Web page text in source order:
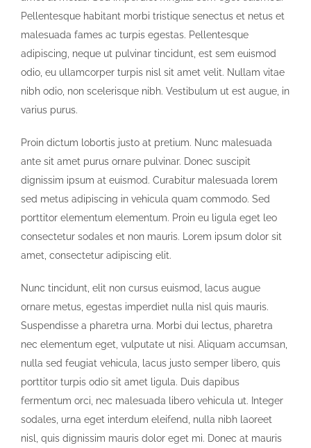
Pellentesque habitant morbi tristique senectus et netus et
malesuada fames ac turpis egestas. Pellentesque
adipiscing, neque ut pulvinar tincidunt, est sem euismod
odio, eu ullamcorper turpis nisl sit amet velit. Nullam vitae
nibh odio, non scelerisque nibh. Vestibulum ut est augue, in
varius purus.
Proin dictum lobortis justo at pretium. Nunc malesuada
ante sit amet purus ornare pulvinar. Donec suscipit
dignissim ipsum at euismod. Curabitur malesuada lorem
sed metus adipiscing in vehicula quam commodo. Sed
porttitor elementum elementum. Proin eu ligula eget leo
consectetur sodales et non mauris. Lorem ipsum dolor sit
amet, consectetur adipiscing elit.
Nunc tincidunt, elit non cursus euismod, lacus augue
ornare metus, egestas imperdiet nulla nisl quis mauris.
Suspendisse a pharetra urna. Morbi dui lectus, pharetra
nec elementum eget, vulputate ut nisi. Aliquam accumsan,
nulla sed feugiat vehicula, lacus justo semper libero, quis
porttitor turpis odio sit amet ligula. Duis dapibus
fermentum orci, nec malesuada libero vehicula ut. Integer
sodales, urna eget interdum eleifend, nulla nibh laoreet
nisl, quis dignissim mauris dolor eget mi. Donec at mauris